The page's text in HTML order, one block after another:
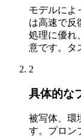
モデルによ
は高速で反
処理に優れ
意です。タ
2
具体的な
被写体、環
す。プロン